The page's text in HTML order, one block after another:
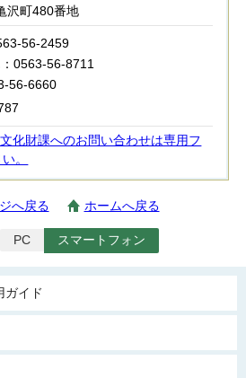
沢町480番地
56-2459
0563-56-8711
56-6660
化財課へのお問い合わせは専用フ
。
へ戻る ホームへ戻る
PC スマートフォン
ガイド